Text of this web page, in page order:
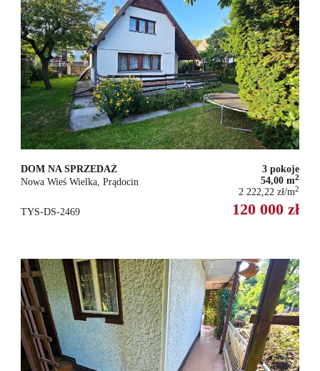
DOM NA SPRZEDAŻ
Nowa Wieś Wielka, Prądocin
3 pokoje
54,00 m2
2 222,22 zł/m2
TYS-DS-2469 120 000 zł